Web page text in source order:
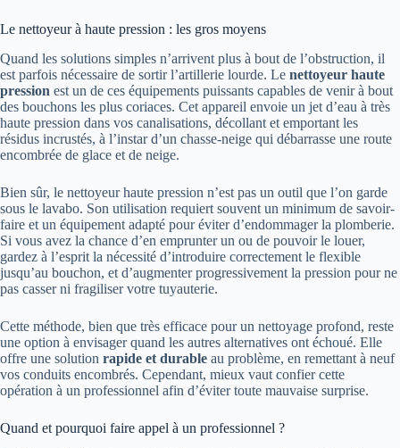
Le nettoyeur à haute pression : les gros moyens
Quand les solutions simples n’arrivent plus à bout de l’obstruction, il
est parfois nécessaire de sortir l’artillerie lourde. Le nettoyeur haute
pression est un de ces équipements puissants capables de venir à bout
des bouchons les plus coriaces. Cet appareil envoie un jet d’eau à très
haute pression dans vos canalisations, décollant et emportant les
résidus incrustés, à l’instar d’un chasse-neige qui débarrasse une route
encombrée de glace et de neige.
Bien sûr, le nettoyeur haute pression n’est pas un outil que l’on garde
sous le lavabo. Son utilisation requiert souvent un minimum de savoir-
faire et un équipement adapté pour éviter d’endommager la plomberie.
Si vous avez la chance d’en emprunter un ou de pouvoir le louer,
gardez à l’esprit la nécessité d’introduire correctement le flexible
jusqu’au bouchon, et d’augmenter progressivement la pression pour ne
pas casser ni fragiliser votre tuyauterie.
Cette méthode, bien que très efficace pour un nettoyage profond, reste
une option à envisager quand les autres alternatives ont échoué. Elle
offre une solution rapide et durable au problème, en remettant à neuf
vos conduits encombrés. Cependant, mieux vaut confier cette
opération à un professionnel afin d’éviter toute mauvaise surprise.
Quand et pourquoi faire appel à un professionnel ?